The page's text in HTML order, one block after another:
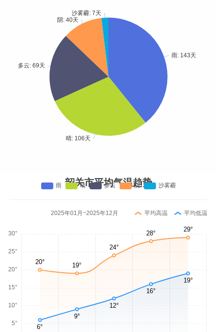
韶关市平均气温趋势
2025年01月~2025年12月 平均高温 平均低温